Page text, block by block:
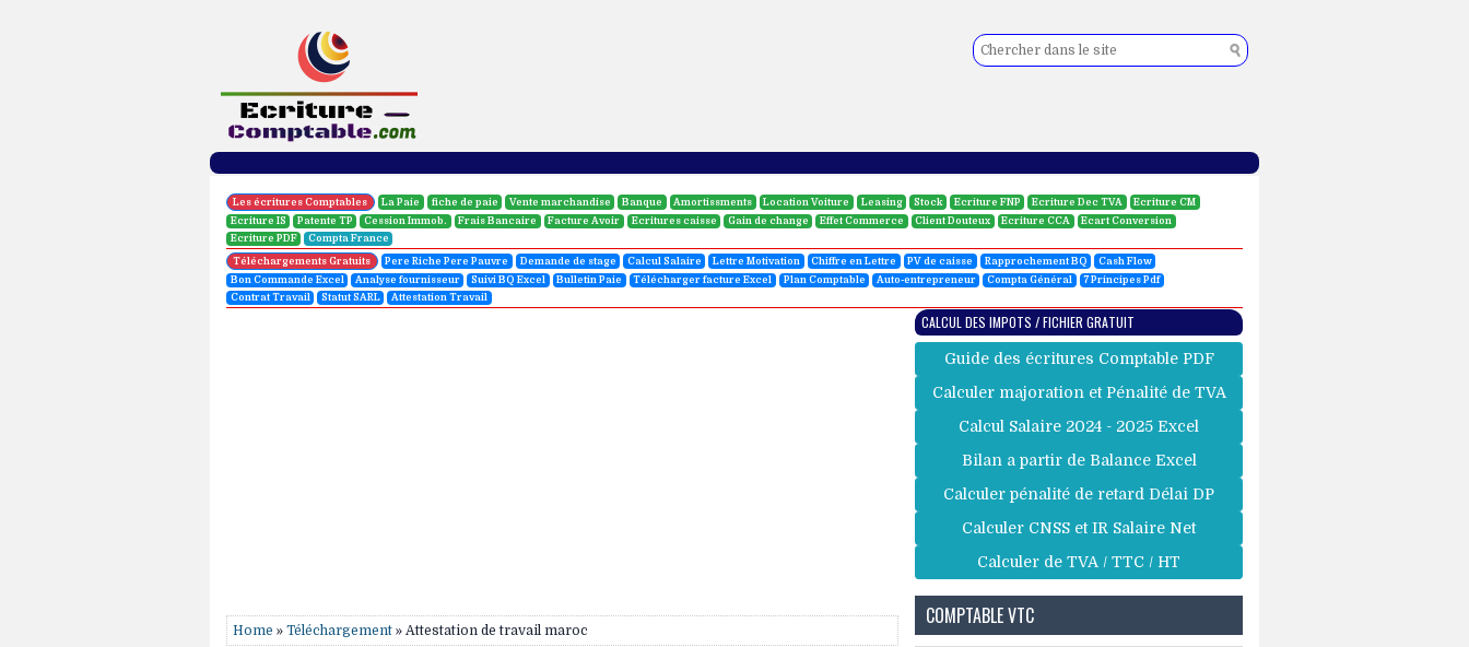
Les écritures Comptables La Paie fiche de paie Vente marchandise Banque Amortissments Location Voiture Leasing Stock Ecriture FNP Ecriture Dec TVA
Ecriture CM
Ecriture IS
Patente TP Cession Immob. Frais Bancaire Facture Avoir Ecritures caisse Gain de change Effet Commerce Client Douteux Ecriture CCA
Ecart Conversion
Ecriture PDF
Compta France
Téléchargements Gratuits Pere Riche Pere Pauvre Demande de stage Calcul Salaire Lettre Motivation Chiffre en Lettre PV de caisse Rapprochement BQ
Cash Flow
Bon Commande Excel
Analyse fournisseur Suivi BQ Excel Bulletin Paie Télécharger facture Excel Plan Comptable Auto-entrepreneur Compta Général
7 Principes Pdf
Contrat Travail
Statut SARL Attestation Travail
Home » Téléchargement » Attestation de travail maroc
CALCUL DES IMPOTS / FICHIER GRATUIT
Guide des écritures Comptable PDF
Calculer majoration et Pénalité de TVA
Calcul Salaire 2024 - 2025 Excel
Bilan a partir de Balance Excel
Calculer pénalité de retard Délai DP
Calculer CNSS et IR Salaire Net
Calculer de TVA / TTC / HT
COMPTABLE VTC